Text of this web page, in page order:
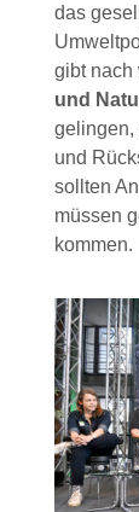
das
gibt nach
und
gelingen,
und
sollten
müssen
kommen.